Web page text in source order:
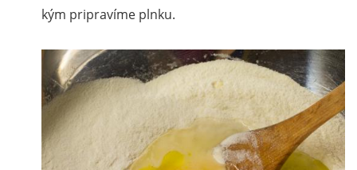
kým pripravíme plnku.